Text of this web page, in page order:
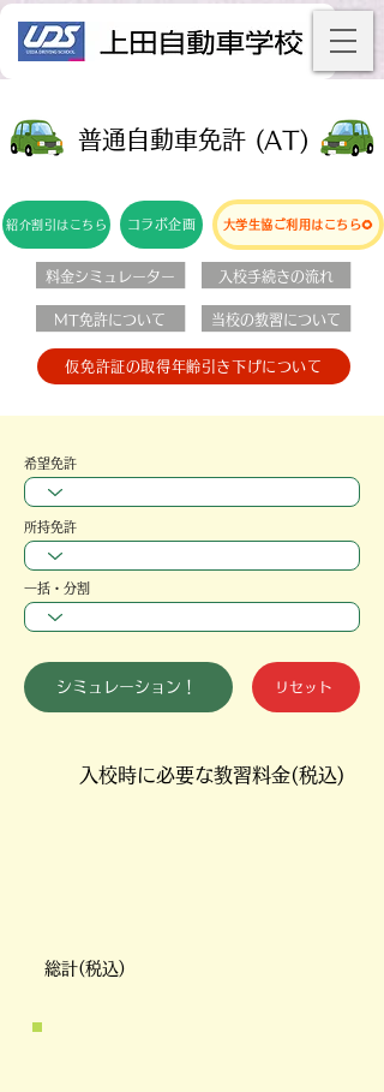
​普通自動車免許 (AT)
紹介割引はこちら コラボ企画 大学生協ご利用はこちら🌻
料金シミュレーター
MT免許について
入校手続きの流れ
当校の教習について
仮免許証の取得年齢引き下げについて
希望免許
所持免許
一括・分割
シミュレーション！ リセット
入校時に必要な教習料金(税込)
​総計(税込)